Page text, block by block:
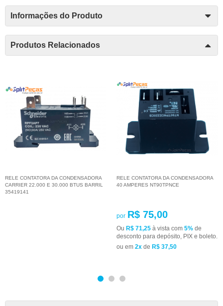
Informações do Produto
Produtos Relacionados
RELE CONTATORA DA CONDENSADORA
CARRIER 22.000 E 30.000 BTUS BARRIL
35419141
RELE CONTATORA DA CONDENSADORA
40 AMPERES NT90TPNCE
por R$ 75,00
Ou R$ 71,25 à vista com 5% de
desconto para depósito, PIX e boleto.
ou em 2x de R$ 37,50